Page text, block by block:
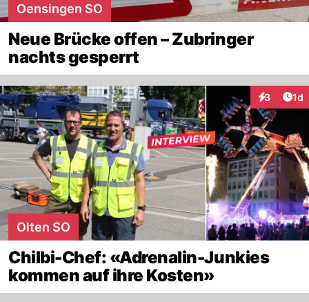
Oensingen SO
Neue Brücke offen – Zubringer
nachts gesperrt
3 1d
Olten SO
Chilbi-Chef: «Adrenalin-Junkies
kommen auf ihre Kosten»